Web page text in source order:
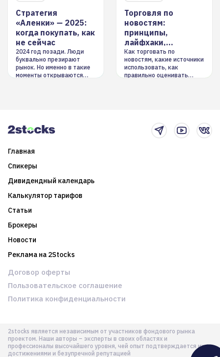
Стратегия
«Аленки» — 2025:
когда покупать, как
не сейчас
2024 год позади. Люди
буквально презирают
рынок. Но именно в такие
моменты открываются
Торговля по
новостям:
принципы,
лайфхаки,
инструменты
Как торговать по
новостям, какие источники
использовать, как
правильно оценивать
Главная
Спикеры
Дивидендный календарь
Калькулятор тарифов
Статьи
Брокеры
Новости
Реклама на 2Stocks
2stocks является независимым от участников фондового рынка
проектом. Наши авторы – эксперты в своих областях и
профессионалы высочайшего уровня, чей опыт подтверждается их
достижениями и безупречной репутацией
Договор оферты
Пользовательское соглашение
Политика конфиденциальности